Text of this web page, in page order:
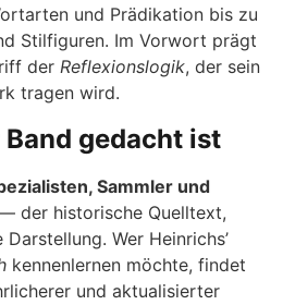
und Prädikation bis zu
Stilfiguren. Im Vorwort prägt
der Reflexionslogik, der sein
tragen wird.
gedacht ist
Sammler und
der historische Quelltext,
Wer Heinrichs’
kennenlernen möchte, findet
und aktualisierter